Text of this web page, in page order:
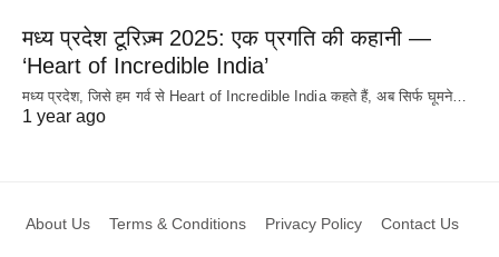
मध्य प्रदेश टूरिज़्म 2025: एक प्रगति की कहानी —
‘Heart of Incredible India’
मध्य प्रदेश, जिसे हम गर्व से Heart of Incredible India कहते हैं, अब सिर्फ घूमने…
1 year ago
About Us Terms & Conditions Privacy Policy Contact Us